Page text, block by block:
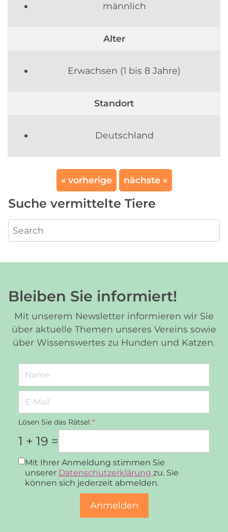
männlich
Alter
Erwachsen (1 bis 8 Jahre)
Standort
Deutschland
« vorherige nächste »
Suche vermittelte Tiere
Bleiben Sie informiert!
Mit unserem Newsletter informieren wir Sie
über aktuelle Themen unseres Vereins sowie
über Wissenswertes zu Hunden und Katzen.
Lösen Sie das Rätsel *
1 + 19 =
Datenschutz*
Mit Ihrer Anmeldung stimmen Sie
unserer Datenschutzerklärung zu. Sie
können sich jederzeit abmelden.
Anmelden